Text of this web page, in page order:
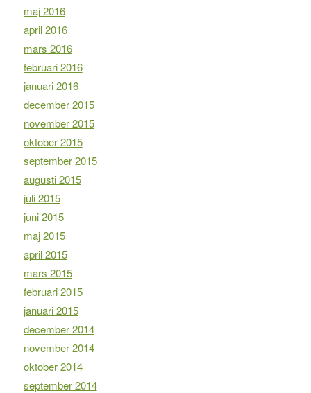
maj 2016
april 2016
mars 2016
februari 2016
januari 2016
december 2015
november 2015
oktober 2015
september 2015
augusti 2015
juli 2015
juni 2015
maj 2015
april 2015
mars 2015
februari 2015
januari 2015
december 2014
november 2014
oktober 2014
september 2014